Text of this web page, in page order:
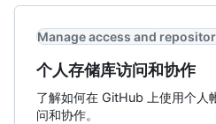
Manage access and
个人存储库访问和协作
了解如何在 GitHub 上使用个人
问和协作。